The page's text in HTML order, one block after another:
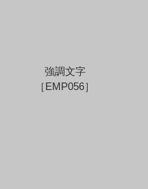
強調文字
［EMP056］